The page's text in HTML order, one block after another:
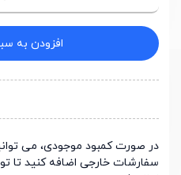
افزودن به
در صورت کمبود موجودی، می
سفارشات خارجی اضافه کنید تا